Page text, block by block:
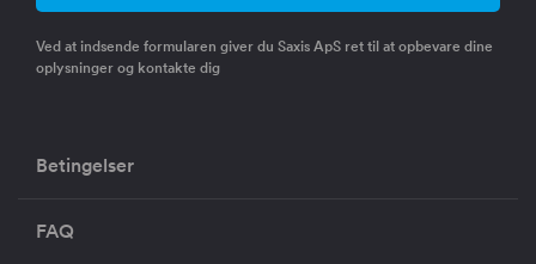
Ved at indsende formularen giver du Saxis ApS ret til at opbevare dine
oplysninger og kontakte dig
Betingelser
FAQ